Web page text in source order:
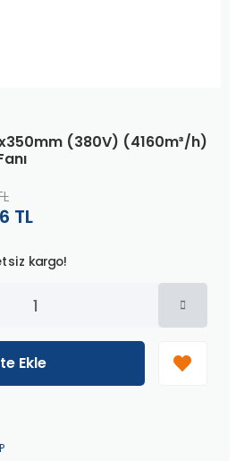
(380V) (4160m³/h)
TL
kargo!
kargo!
kargo!
teklif!
Ekle